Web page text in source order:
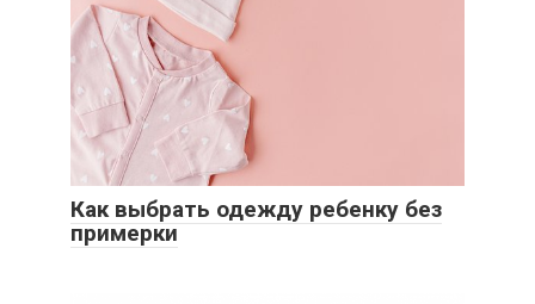
Как выбрать одежду ребенку без
примерки